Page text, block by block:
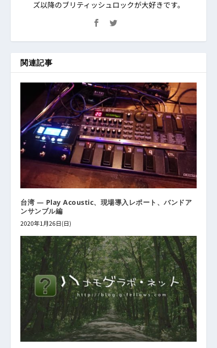
ズ以降のブリティッシュロックが大好きです。
関連記事
台湾 ― Play Acoustic、現場導入レポート、バンドア
ンサンブル編
2020年1月26日(日)